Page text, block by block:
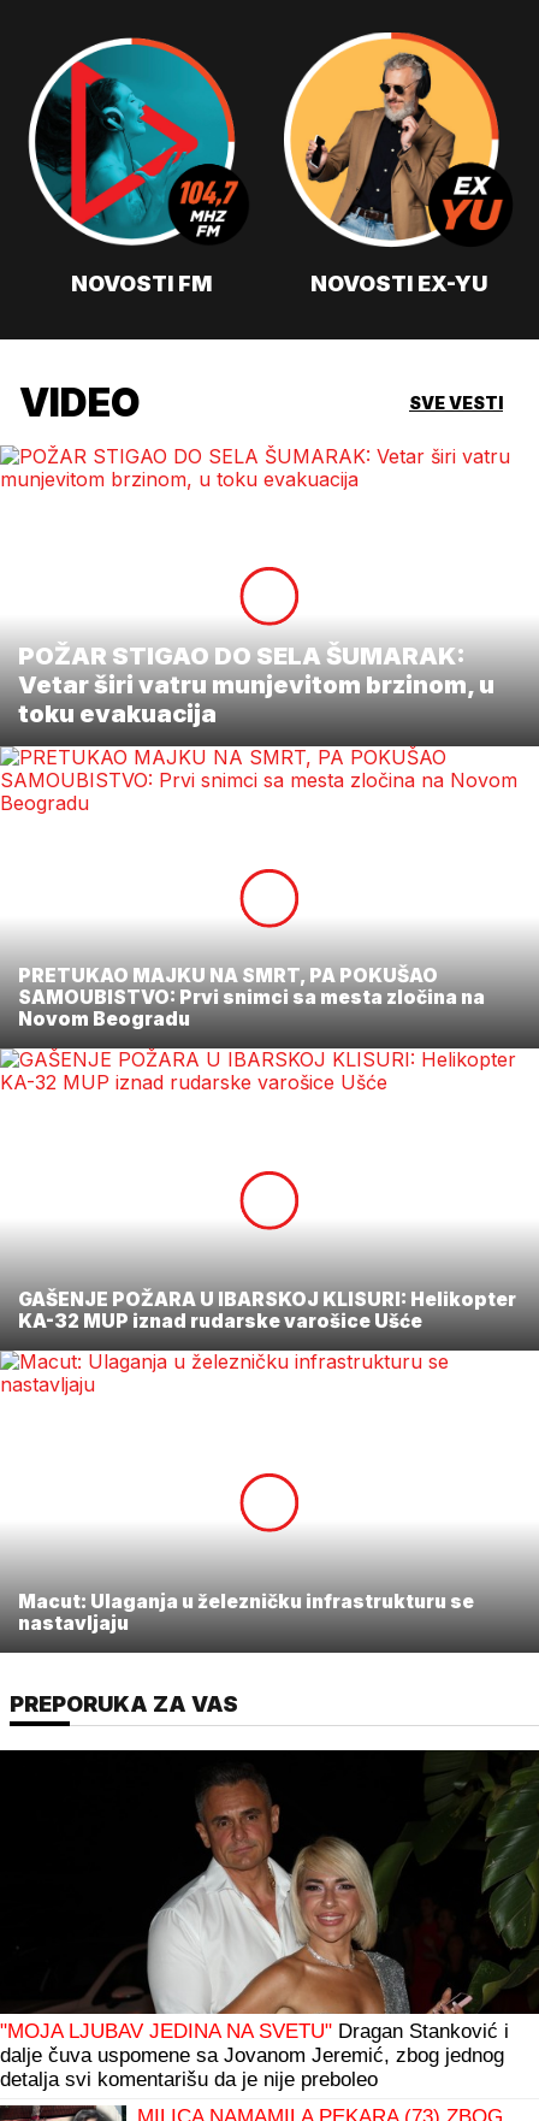
NOVOSTI FM NOVOSTI EX-YU
VIDEO SVE VESTI
POŽAR STIGAO DO SELA ŠUMARAK:
Vetar širi vatru munjevitom brzinom, u
toku evakuacija
PRETUKAO MAJKU NA SMRT, PA POKUŠAO
SAMOUBISTVO: Prvi snimci sa mesta zločina na
Novom Beogradu
GAŠENJE POŽARA U IBARSKOJ KLISURI: Helikopter
KA-32 MUP iznad rudarske varošice Ušće
Macut: Ulaganja u železničku infrastrukturu se
nastavljaju
PREPORUKA ZA VAS
"MOJA LJUBAV JEDINA NA SVETU" Dragan Stanković i
dalje čuva uspomene sa Jovanom Jeremić, zbog jednog
detalja svi komentarišu da je nije preboleo